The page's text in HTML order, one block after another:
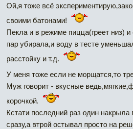
Ой,я тоже всё
своими батонами!
Пекла и в режиме пицца(греет низ) и
пар убирала,и воду в тесте
расстойку и т.д.
У меня тоже если не морщатся,то
Муж говорит - вкусные
корочкой.
Кстати последний раз один накрыла
сразу,а втрой остывал просто на